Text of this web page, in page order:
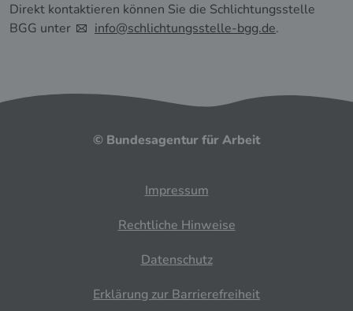
Direkt kontaktieren können Sie die Schlichtungsstelle
BGG unter
info@schlichtungsstelle-bgg.de.